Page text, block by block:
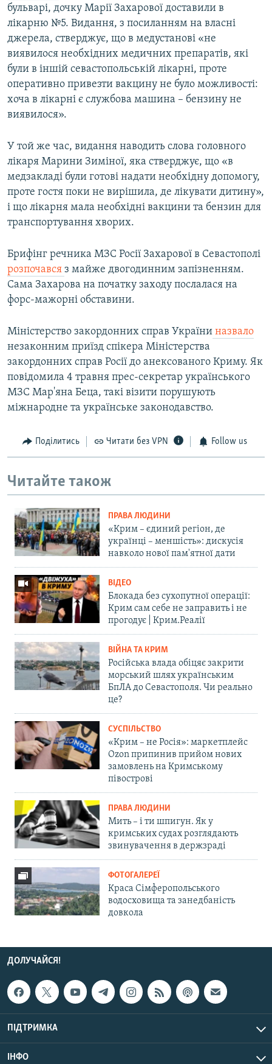
бульварі, дочку Марії Захарової доставили в
лікарню №5. Видання, з посиланням на власні
джерела, стверджує, що в медустанові «не
виявилося необхідних медичних препаратів, які
були в іншій севастопольській лікарні, проте
оперативно привезти вакцину не було можливості:
хоча в лікарні є службова машина – бензину не
виявилося».
У той же час, видання наводить слова головного
лікаря Марини Зиміної, яка стверджує, що «в
медзакладі були готові надати необхідну допомогу,
проте гостя поки не вирішила, де лікувати дитину»,
і що лікарня мала необхідні вакцини та бензин для
транспортування хворих.
Брифінг речника МЗС Росії Захарової в Севастополі
розпочався з майже двогодинним запізненням.
Сама Захарова на початку заходу послалася на
форс-мажорні обставини.
Міністерство закордонних справ України назвало
незаконним приїзд спікера Міністерства
закордонних справ Росії до анексованого Криму. Як
повідомила 4 травня прес-секретар українського
МЗС Мар'яна Беца, такі візити порушують
міжнародне та українське законодавство.
Поділитись Читати без VPN Follow us
Читайте також
ПРАВА ЛЮДИНИ
«Крим – єдиний регіон, де
українці – меншість»: дискусія
навколо нової пам'ятної дати
ВІДЕО
Блокада без сухопутної операції:
Крим сам себе не заправить і не
прогодує | Крим.Реалії
ВІЙНА ТА КРИМ
Російська влада обіцяє закрити
морський шлях українським
БпЛА до Севастополя. Чи реально
це?
СУСПІЛЬСТВО
«Крим – не Росія»: маркетплейс
Ozon припинив прийом нових
замовлень на Кримському
півострові
ПРАВА ЛЮДИНИ
Мить – і ти шпигун. Як у
кримських судах розглядають
звинувачення в держзраді
ФОТОГАЛЕРЕЇ
Краса Сімферопольського
водосховища та занедбаність
довкола
ДОЛУЧАЙСЯ!
ПІДТРИМКА
ІНФО